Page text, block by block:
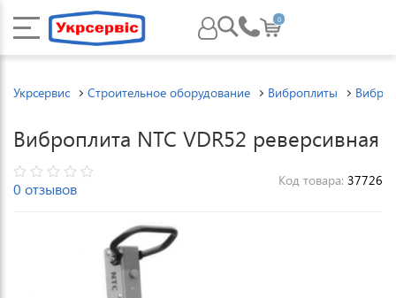
0
Укрсервис Строительное оборудование Виброплиты
Виброплита NTC VDR52 реверсивная
0 отзывов Код товара: 37726